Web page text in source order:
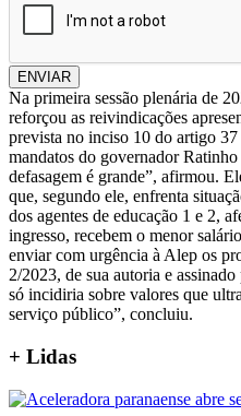
ENVIAR
Na primeira sessão plenária de
reforçou as reivindicações
prevista no inciso 10 do artigo
mandatos do governador
defasagem é grande”, afirmou.
que, segundo ele, enfrenta
dos agentes de educação 1 e 2,
ingresso, recebem o menor
enviar com urgência à Alep os
2/2023, de sua autoria e
só incidiria sobre valores que
serviço público”, concluiu.
+ Lidas